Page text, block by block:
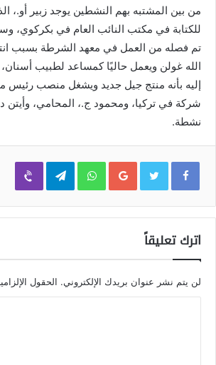
من بين المشتبه بهم النشطين يوجد زبير أو.،
للكتابة في مكتب النائب العام في بكركوي،
تم فصله من العمل في معهد الشرطة بسبب
الله غولن ويعمل حاليًا كمساعد لطبيب أسنان،
إليه بأنه منتج جيل جديد ويشغل منصب رئيس
شركة في تركيا، ومحمود ج.، المحامي، وأيتن
نشطة.
Google+
WhatsApp
Telegram
اترك تعليقاً
لن يتم نشر عنوان بريدك الإلكتروني. الحقول